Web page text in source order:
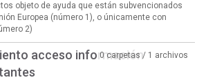
objeto de ayuda que están subvencionados
Europea (número 1), o únicamente con
2)
acceso información0 carpetas / 1 archivos